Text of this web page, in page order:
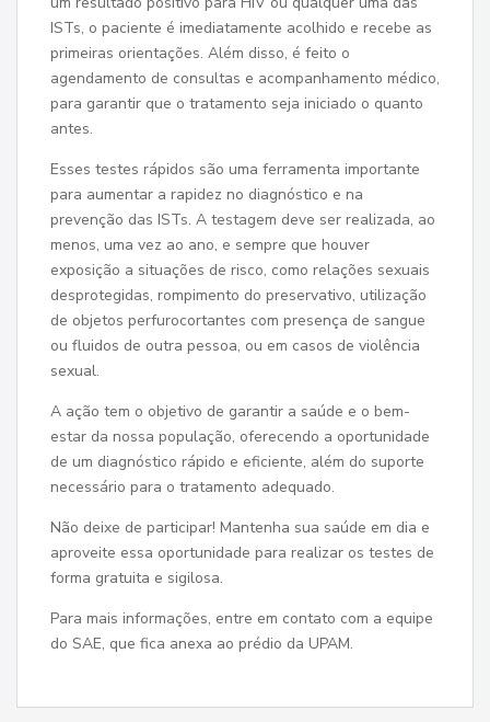
ISTs, o paciente é imediatamente acolhido e recebe as
primeiras orientações. Além disso, é feito o
agendamento de consultas e acompanhamento médico,
para garantir que o tratamento seja iniciado o quanto
antes.
Esses testes rápidos são uma ferramenta importante
para aumentar a rapidez no diagnóstico e na
prevenção das ISTs. A testagem deve ser realizada, ao
menos, uma vez ao ano, e sempre que houver
exposição a situações de risco, como relações sexuais
desprotegidas, rompimento do preservativo, utilização
de objetos perfurocortantes com presença de sangue
ou fluidos de outra pessoa, ou em casos de violência
sexual.
A ação tem o objetivo de garantir a saúde e o bem-
estar da nossa população, oferecendo a oportunidade
de um diagnóstico rápido e eficiente, além do suporte
necessário para o tratamento adequado.
Não deixe de participar! Mantenha sua saúde em dia e
aproveite essa oportunidade para realizar os testes de
forma gratuita e sigilosa.
Para mais informações, entre em contato com a equipe
do SAE, que fica anexa ao prédio da UPAM.